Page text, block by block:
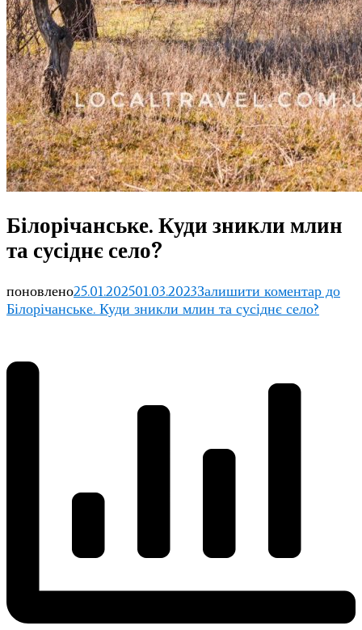
Білорічанське. Куди зникли млин
та сусіднє село?
поновлено25.01.202501.03.2023Залишити коментар до
Білорічанське. Куди зникли млин та сусіднє село?